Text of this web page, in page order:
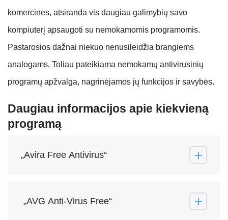
komercinės, atsiranda vis daugiau galimybių savo
kompiuterį apsaugoti su nemokamomis programomis.
Pastarosios dažnai niekuo nenusileidžia brangiems
analogams. Toliau pateikiama nemokamų antivirusinių
programų apžvalga, nagrinėjamos jų funkcijos ir savybės.
Daugiau informacijos apie kiekvieną
programą
„Avira Free Antivirus“
„AVG Anti-Virus Free“